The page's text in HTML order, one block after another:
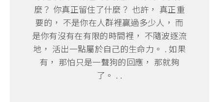
麼？ 你真正留住了什麼？ 也許， 真正重
要的， 不是你在人群裡贏過多少人， 而
是你有沒有在有限的時間裡， 不隨波逐流
地， 活出一點屬於自己的生命力。 . 如果
有， 那怕只是一聲狗的回應， 那就夠
了。 . .